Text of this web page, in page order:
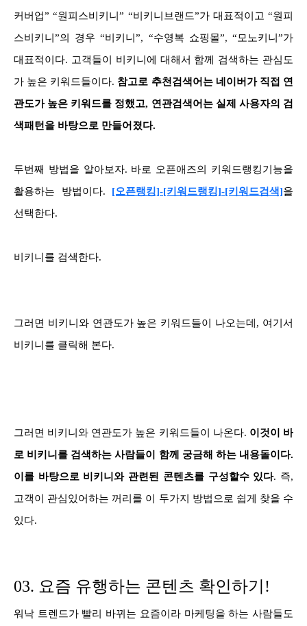
커버업” “원피스비키니” “비키니브랜드”가 대표적이고 “원피
스비키니”의 경우 “비키니”, “수영복 쇼핑몰”, “모노키니”가
대표적이다. 고객들이 비키니에 대해서 함께 검색하는 관심도
가 높은 키워드들이다. 참고로 추천검색어는 네이버가 직접 연
관도가 높은 키워드를 정했고, 연관검색어는 실제 사용자의 검
색패턴을 바탕으로 만들어졌다.
두번째 방법을 알아보자. 바로 오픈애즈의 키워드랭킹기능을
활용하는 방법이다.
[오픈랭킹]-[키워드랭킹]-[키워드검색]을
선택한다.
비키니를 검색한다.
그러면 비키니와 연관도가 높은 키워드들이 나오는데, 여기서
비키니를 클릭해 본다.
그러면 비키니와 연관도가 높은 키워드들이 나온다. 이것이 바
로 비키니를 검색하는 사람들이 함께 궁금해 하는 내용돌이다.
이를 바탕으로 비키니와 관련된 콘텐츠를 구성할수 있다. 즉,
고객이 관심있어하는 꺼리를 이 두가지 방법으로 쉽게 찾을 수
있다.
03. 요즘 유행하는 콘텐츠 확인하기!
워낙 트렌드가 빨리 바뀌는 요즘이라 마케팅을 하는 사람들도